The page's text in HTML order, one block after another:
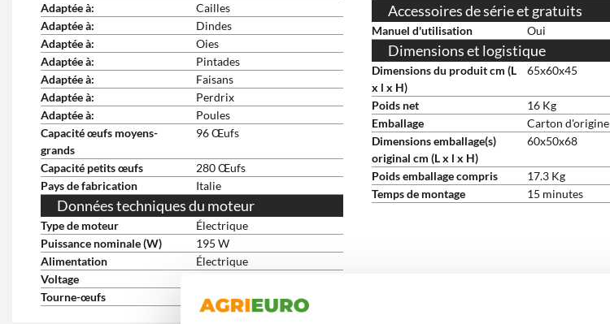
Adaptée à:
Cailles
Adaptée à:
Dindes
Adaptée à:
Oies
Adaptée à:
Pintades
Adaptée à:
Faisans
Adaptée à:
Perdrix
Adaptée à:
Poules
Capacité œufs moyens-
grands
96 Œufs
Capacité petits œufs
280 Œufs
Pays de fabrication
Italie
Données techniques du moteur
Type de moteur
Électrique
Puissance nominale (W)
195 W
Alimentation
Électrique
Voltage
Tourne-œufs
Automatique + Manuel
Accessoires de série et gratuits
Manuel d'utilisation Oui
Dimensions et logistique
Dimensions du produit cm (L
x l x H)
65x60x45
Poids net
16 Kg
Emballage
Carton d'origine
Dimensions emballage(s)
original cm (L x l x H)
60x50x68
Poids emballage compris
17.3 Kg
Temps de montage
15 minutes